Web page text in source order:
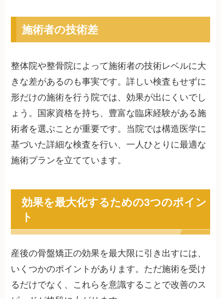
施術者の技術差
整体院や整骨院によって施術者の技術レベルに大
きな差があるのも事実です。詳しい検査もせずに
形だけの施術を行う院では、効果が出にくいでし
ょう。国家資格を持ち、豊富な臨床経験がある施
術者を選ぶことが重要です。当院では構造医学に
基づいた詳細な検査を行い、一人ひとりに最適な
施術プランを立てています。
効果を最大化するための3つのポイン
ト
産後の骨盤矯正の効果を最大限に引き出すには、
いくつかのポイントがあります。ただ施術を受け
るだけでなく、これらを意識することで改善のス